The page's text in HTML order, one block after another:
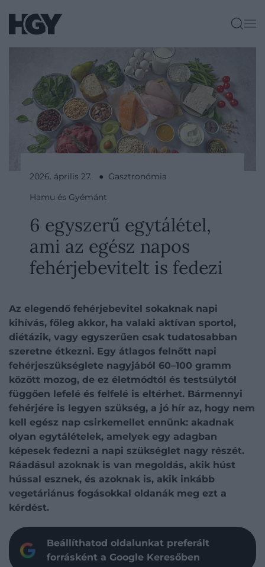
2026. április 27. ● Gasztronómia
Hamu és Gyémánt
6 egyszerű egytálétel,
ami az egész napos
fehérjebevitelt is fedezi
Az elegendő fehérjebevitel sokaknak napi
kihívás, főleg akkor, ha valaki aktívan sportol,
diétázik, vagy egyszerűen csak tudatosabban
szeretne étkezni. Egy átlagos felnőtt napi
fehérjeszükséglete nagyjából 60–100 gramm
között mozog, de ez életmódtól és testsúlytól
függően lefelé és felfelé is eltérhet. Bármennyi
fehérjére is legyen szükség, a jó hír az, hogy nem
kell egész nap csirkemellet ennünk: akadnak
olyan egytálételek, amelyek egy adagban
képesek fedezni a napi szükséglet nagy részét.
Ráadásul azoknak is van megoldás, akik húst
hússal esznek, és azoknak is, akik inkább
vegetáriánus fogásokkal oldanák meg ezt a
kérdést.
Beállíthatod oldalunkat preferált
forrásként a Google Keresőben